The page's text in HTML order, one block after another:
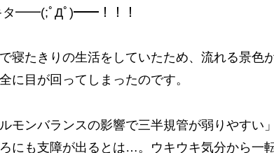
タ━━(;ﾟДﾟ)━━！！！
寝たきりの生活をしていたため、流れる景色
に目が回ってしまったのです。
ルモンバランスの影響で三半規管が弱りやすい
にも支障が出るとは…。ウキウキ気分から一